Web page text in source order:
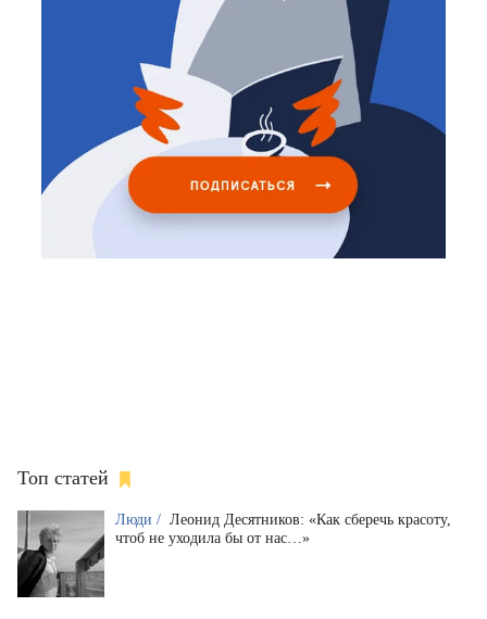
Топ статей
Люди / Леонид Десятников: «Как сберечь красоту,
чтоб не уходила бы от нас…»